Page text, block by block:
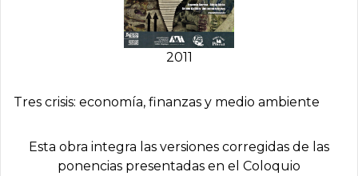
2011
Tres crisis: economí­a, finanzas y medio ambiente
Esta obra integra las versiones corregidas de las
ponencias presentadas en el Coloquio